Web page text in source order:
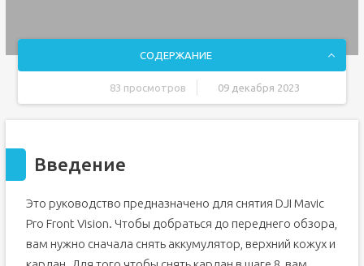
СОДЕРЖАНИЕ
83 просмотров 09 декабря 2023
Шаг 2 Верхний корпус
Шаг 4
Шаг 5
Шаг 6
Введение
Это руководство предназначено для снятия DJI Mavic
Pro Front Vision. Чтобы добраться до переднего обзора,
вам нужно сначала снять аккумулятор, верхний кожух и